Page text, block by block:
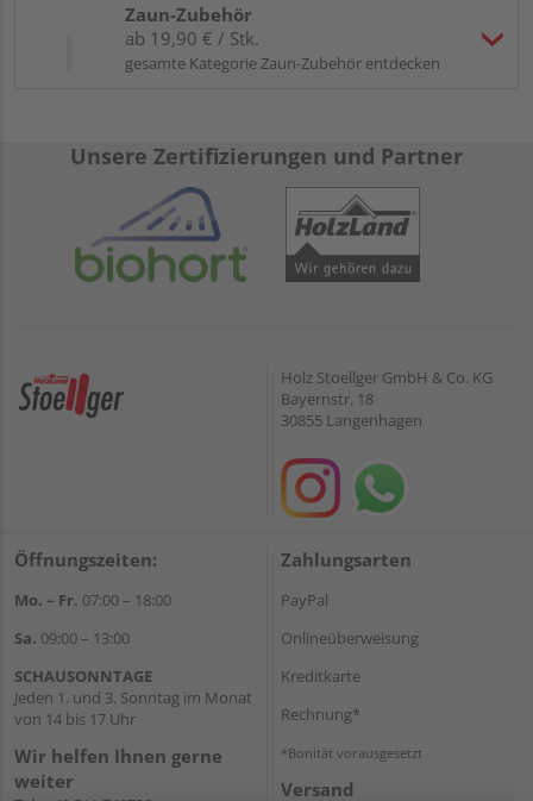
Zaun-Zubehör
ab 19,90 € / Stk.
gesamte Kategorie Zaun-Zubehör entdecken
Unsere Zertifizierungen und Partner
Holz Stoellger GmbH & Co. KG
Bayernstr. 18
30855 Langenhagen
Öffnungszeiten:
Mo. – Fr. 07:00 – 18:00
Sa. 09:00 – 13:00
SCHAUSONNTAGE
Jeden 1. und 3. Sonntag im Monat
von 14 bis 17 Uhr
Wir helfen Ihnen gerne
weiter
Zahlungsarten
PayPal
Onlineüberweisung
Kreditkarte
Rechnung*
*Bonität vorausgesetzt
Versand